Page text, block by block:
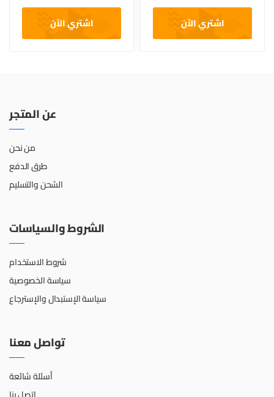
اشتري الآن
اشتري الآن
عن المتجر
من نحن
طرق الدفع
الشحن والتسليم
الشروط والسياسات
شروط الاستخدام
سياسة الخصوصية
سياسة الإستبدال والإسترجاع
تواصل معنا
أسئلة شائعة